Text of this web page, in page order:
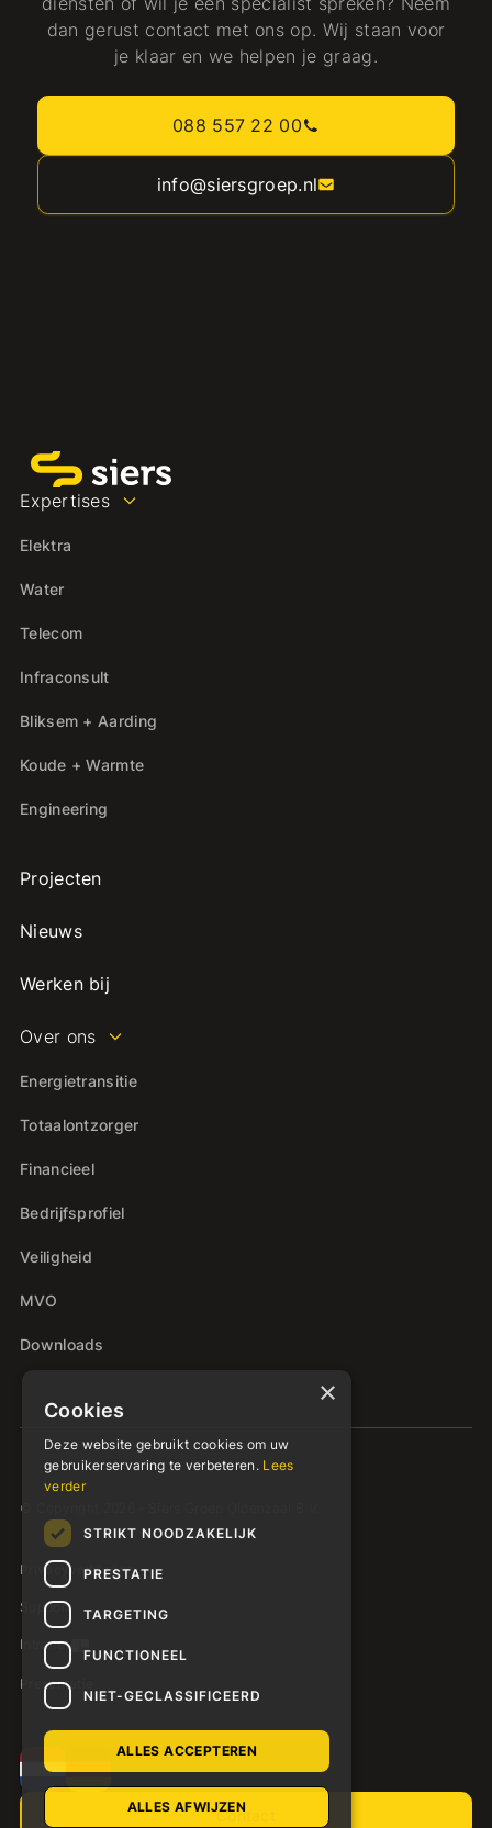
dan gerust contact met ons op. Wij staan voor
je klaar en we helpen je graag.
088 557 22 00
info@siersgroep.nl
Expertises
Elektra
Water
Telecom
Infraconsult
Bliksem + Aarding
Koude + Warmte
Engineering
Projecten
Nieuws
Werken bij
Over ons
Energietransitie
Totaalontzorger
Financieel
Bedrijfsprofiel
Veiligheid
MVO
Downloads
© Copyright 2026 - Siers Groep Oldenzaal B.V.
Privacyverklaring
Support
Intranet
Presentatie
Contact
×
Cookies
Deze website gebruikt cookies om uw
gebruikerservaring te verbeteren. Lees
verder
STRIKT NOODZAKELIJK
PRESTATIE
TARGETING
FUNCTIONEEL
NIET-GECLASSIFICEERD
ALLES ACCEPTEREN
ALLES AFWIJZEN